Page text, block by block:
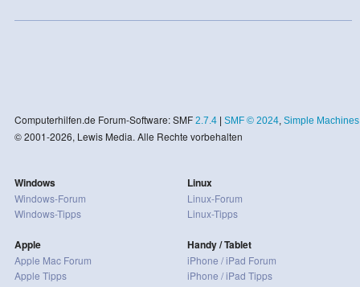
Computerhilfen.de Forum-Software: SMF 2.7.4| SMF © 2024, Simple Machines
© 2001-2026, Lewis Media. Alle Rechte vorbehalten
Windows
Windows-Forum
Windows-Tipps
Apple
Apple Mac Forum
Apple Tipps
Linux
Linux-Forum
Linux-Tipps
Handy / Tablet
iPhone / iPad Forum
iPhone / iPad Tipps